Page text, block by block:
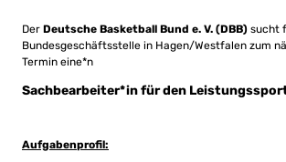
Der Deutsche Basketball Bund e. V. (DBB) sucht
Bundesgeschäftsstelle in Hagen/Westfalen zum
Termin eine*n
Sachbearbeiter*in für den
Aufgabenprofil: